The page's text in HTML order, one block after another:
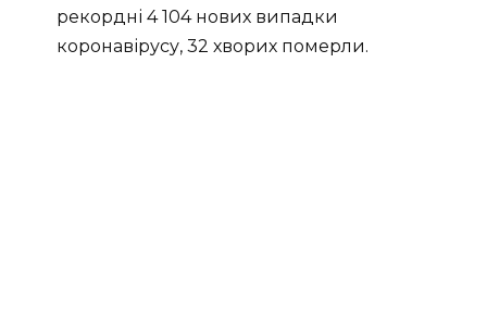
рекордні 4 104 нових випадки
коронавірусу, 32 хворих померли.